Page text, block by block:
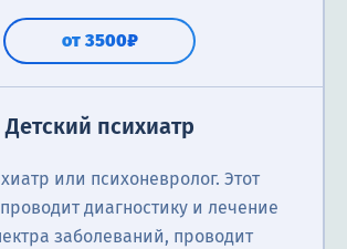
от 3500₽
Детский психиатр
или психоневролог. Этот
диагностику и лечение
заболеваний, проводит